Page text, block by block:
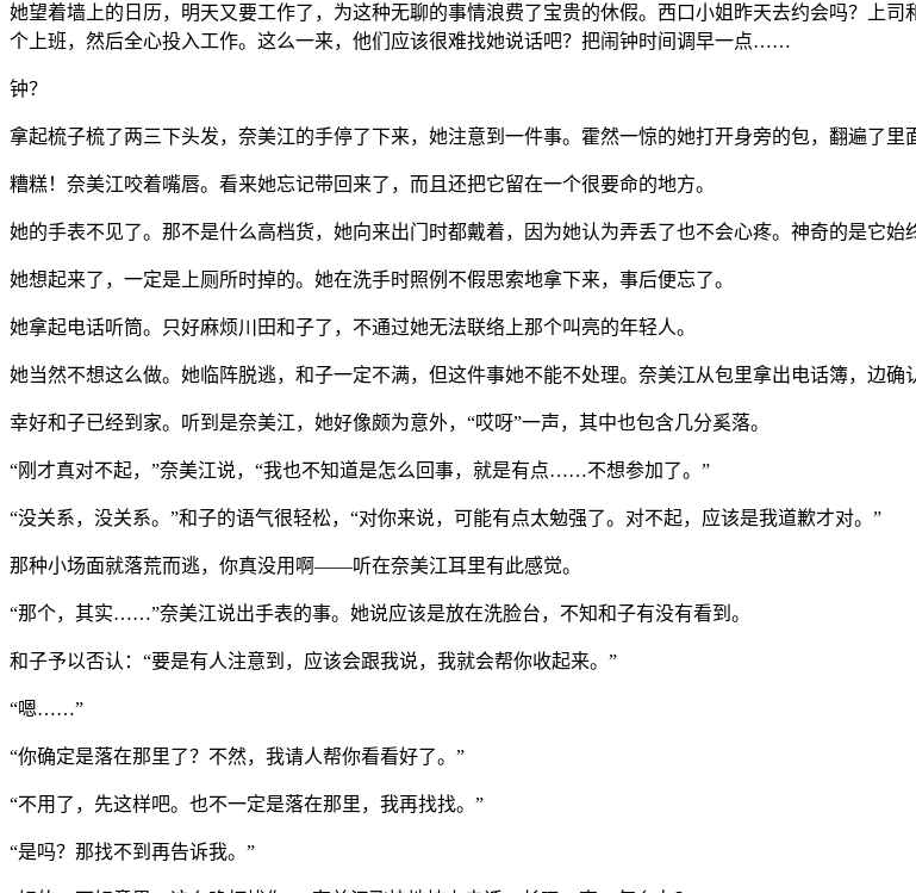
她望着墙上的日历，明天又要工作了，为这种无聊的事情浪费了宝贵的休假。西口小姐昨天去约会吗？上
个上班，然后全心投入工作。这么一来，他们应该很难找她说话吧？把闹钟时间调早一点……
钟？
拿起梳子梳了两三下头发，奈美江的手停了下来，她注意到一件事。霍然一惊的她打开身旁的包，翻遍了里
糟糕！奈美江咬着嘴唇。看来她忘记带回来了，而且还把它留在一个很要命的地方。
她的手表不见了。那不是什么高档货，她向来出门时都戴着，因为她认为弄丢了也不会心疼。神奇的是它
她想起来了，一定是上厕所时掉的。她在洗手时照例不假思索地拿下来，事后便忘了。
她拿起电话听筒。只好麻烦川田和子了，不通过她无法联络上那个叫亮的年轻人。
她当然不想这么做。她临阵脱逃，和子一定不满，但这件事她不能不处理。奈美江从包里拿出电话簿，边确
幸好和子已经到家。听到是奈美江，她好像颇为意外，“哎呀”一声，其中也包含几分奚落。
“刚才真对不起，”奈美江说，“我也不知道是怎么回事，就是有点……不想参加了。”
“没关系，没关系。”和子的语气很轻松，“对你来说，可能有点太勉强了。对不起，应该是我道歉才对。”
那种小场面就落荒而逃，你真没用啊——听在奈美江耳里有此感觉。
“那个，其实……”奈美江说出手表的事。她说应该是放在洗脸台，不知和子有没有看到。
和子予以否认：“要是有人注意到，应该会跟我说，我就会帮你收起来。”
“嗯……”
“你确定是落在那里了？不然，我请人帮你看看好了。”
“不用了，先这样吧。也不一定是落在那里，我再找找。”
“是吗？那找不到再告诉我。”